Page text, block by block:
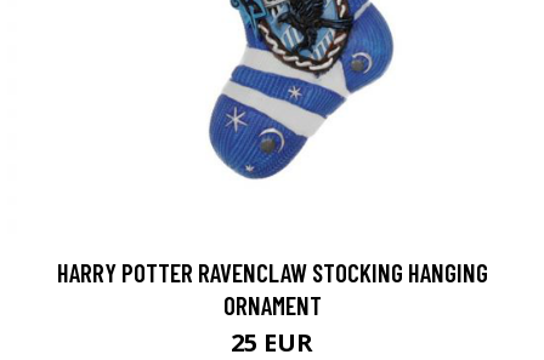
HARRY POTTER RAVENCLAW STOCKING HANGING
ORNAMENT
25 EUR